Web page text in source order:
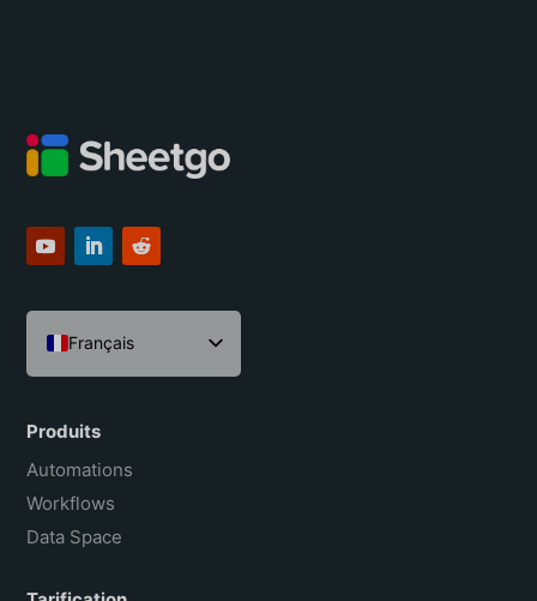
Français
English
Español
Português do Brasil
Produits
Automations
Workflows
Data Space